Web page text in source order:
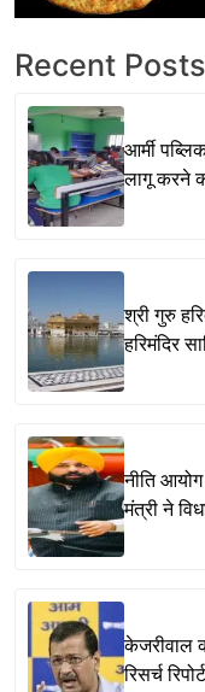
Recent Posts
आर्मी
लागू करने
श्री गुरु
हरिमंदिर
नीति
मंत्री ने
केजरीवाल
रिसर्च